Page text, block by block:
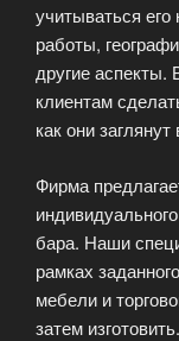
учитываться
работы,
другие аспекты.
клиентам
как они
Фирма
бара. Наши
рамках
мебели и
затем